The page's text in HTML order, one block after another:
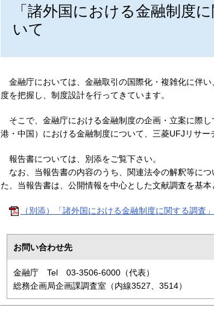
「諸外国における金融制度
いて
金融庁においては、金融取引の国際化・複雑化に伴
度を把握し、制度設計を行ってきています。
そこで、金融庁における金融制度の企画・立案に際
港・中国）における金融制度について、三菱UFJリサ
報告書については、別添をご覧下さい。
なお、当報告書の内容のうち、関連法令の解釈等に
た、当報告書は、公開情報を中心とした文献調査を基
（別添）「諸外国における金融制度に関する調査
お問い合わせ先
金融庁 Tel 03-3506-6000（代表）
総務企画局企画課調査室（内線3527、3514）